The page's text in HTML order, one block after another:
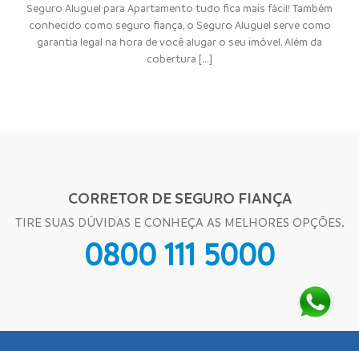
Seguro Aluguel para Apartamento tudo fica mais fácil! Também
conhecido como seguro fiança, o Seguro Aluguel serve como
garantia legal na hora de você alugar o seu imóvel. Além da
cobertura [...]
CORRETOR DE SEGURO FIANÇA
TIRE SUAS DÚVIDAS E CONHEÇA AS MELHORES OPÇÕES.
0800 111 5000